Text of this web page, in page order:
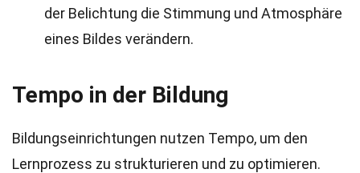
der Belichtung die Stimmung und Atmosphäre
eines Bildes verändern.
Tempo in der Bildung
Bildungseinrichtungen nutzen Tempo, um den
Lernprozess zu strukturieren und zu optimieren.